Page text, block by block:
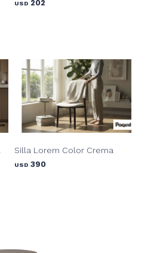
USD 202
Silla Lorem Color Crema
USD 390